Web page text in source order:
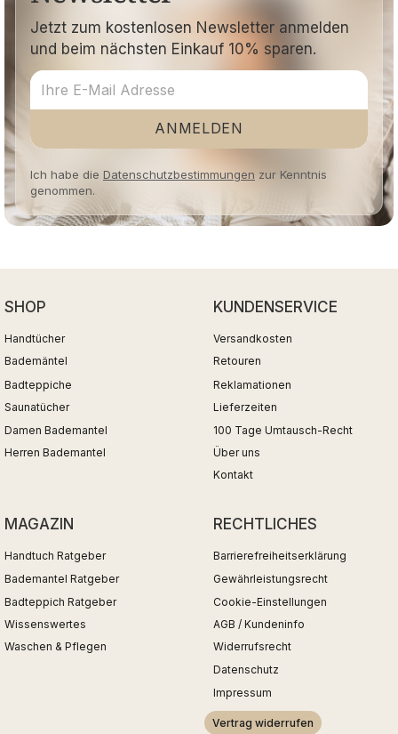
Jetzt zum kostenlosen Newsletter anmelden
und beim nächsten Einkauf 10% sparen.
ANMELDEN
Ich habe die Datenschutzbestimmungen zur Kenntnis
genommen.
SHOP
Handtücher
Bademäntel
Badteppiche
Saunatücher
Damen Bademantel
Herren Bademantel
KUNDENSERVICE
Versandkosten
Retouren
Reklamationen
Lieferzeiten
100 Tage Umtausch-Recht
Über uns
Kontakt
MAGAZIN
Handtuch Ratgeber
Bademantel Ratgeber
Badteppich Ratgeber
Wissenswertes
Waschen & Pflegen
RECHTLICHES
Barrierefreiheitserklärung
Gewährleistungsrecht
Cookie-Einstellungen
AGB / Kundeninfo
Widerrufsrecht
Datenschutz
Impressum
Vertrag widerrufen